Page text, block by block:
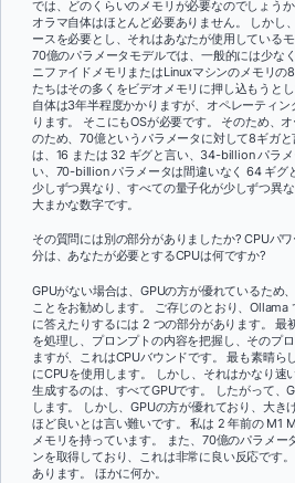
では、どのくらいのメモリが必要なのでしょう
オラマ自体はほとんど必要ありません。 しかし
ースを必要とし、それはあなたが使用している
70億のパラメータモデルでは、一般的には少な
ニファイドメモリまたはLinuxマシンのメモリの
たちはその多くをビデオメモリに押し込もうと
自体は3年半程度かかりますが、オペレーティ
ります。 そこにもOSが必要です。 そのため、
のため、70億というパラメータに対して8ギガ
は、16 または 32 ギグと言い、34-billion パラ
い、70-billion パラメータは間違いなく 64 ギグ
少しずつ異なり、すべての量子化が少しずつ異
大まかな数字です。
その質問には別の部分がありましたか? CPUパ
分は、あなたが必要とするCPUは何ですか?
GPUがない場合は、GPUの方が優れているため
ことをお勧めします。 ご存じのとおり、Ollama
に答えたりするには 2 つの部分があります。 最
を処理し、プロンプトの内容を把握し、そのプ
ますが、これはCPUバウンドです。 最も素晴ら
にCPUを使用します。 しかし、それはかなり速
生成するのは、すべてGPUです。 したがって、
します。 しかし、GPUの方が優れており、大き
ほど良いとは言い難いです。 私は 2 年前の M1
メモリを持っています。 また、70億のパラメー
ンを取得しており、これは非常に良い反応です
あります。 ほかに何か。